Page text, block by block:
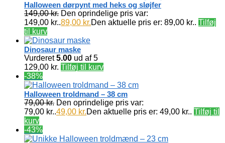
Halloween dørpynt med heks og sløjfer
149,00kr. Den oprindelige pris var:
149,00 kr..89,00 kr.Den aktuelle pris er: 89,00 kr.. Tilføj
til kurv
Dinosaur maske
Vurderet5.00 ud af 5
129,00 kr. Tilføj til kurv
-38%
Halloween troldmand – 38 cm
79,00kr. Den oprindelige pris var:
79,00 kr..49,00 kr.Den aktuelle pris er: 49,00 kr.. Tilføj til
kurv
-43%